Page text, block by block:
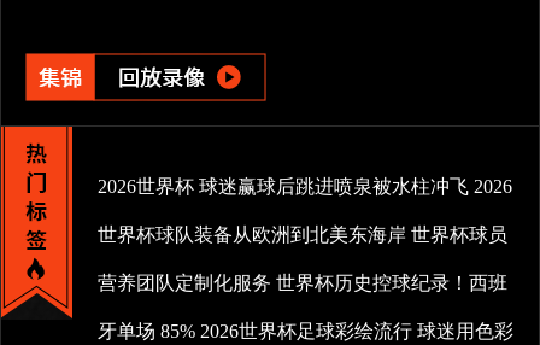
2026世界杯 球迷赢球后跳进喷泉被水柱冲飞 2026
世界杯球队装备从欧洲到北美东海岸 世界杯球员
营养团队定制化服务 世界杯历史控球纪录！西班
牙单场 85% 2026世界杯足球彩绘流行 球迷用色彩